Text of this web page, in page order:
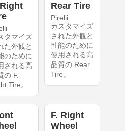
タマイズ
た外観と
のために
される高
の F.
Tire。
Rear Tire
Pirelli
カスタマイズ
された外観と
性能のために
使用される高
品質の Rear
Tire。
F. Right
Wheel